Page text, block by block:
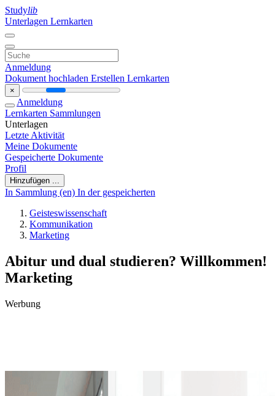
Studylib
Unterlagen Lernkarten
Anmeldung
Dokument hochladen Erstellen Lernkarten
×
Anmeldung
Lernkarten Sammlungen
Unterlagen
Letzte Aktivität
Meine Dokumente
Gespeicherte Dokumente
Profil
Hinzufügen ...
In Sammlung (en) In der gespeicherten
Geisteswissenschaft
Kommunikation
Marketing
Abitur und dual studieren? Willkommen!
Marketing
Werbung